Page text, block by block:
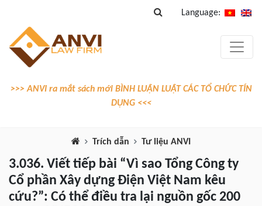
Language:
>>> ANVI ra mắt sách mới BÌNH LUẬN LUẬT CÁC TỔ CHỨC TÍN
DỤNG <<<
Trích dẫn Tư liệu ANVI
3.036. Viết tiếp bài “Vì sao Tổng Công ty
Cổ phần Xây dựng Điện Việt Nam kêu
cứu?”: Có thể điều tra lại nguồn gốc 200